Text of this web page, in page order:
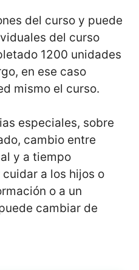
del curso y puede
del curso
1200 unidades
en ese caso
mismo el curso.
especiales, sobre
cambio entre
y a tiempo
a los hijos o
o a un
cambiar de